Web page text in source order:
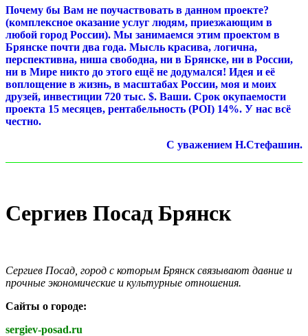
Почему бы Вам не поучаствовать в данном проекте?
(комплексное оказание услуг людям, приезжающим в
любой город России). Мы занимаемся этим проектом в
Брянске почти два года. Мысль красива, логична,
перспективна, ниша свободна, ни в Брянске, ни в России,
ни в Мире никто до этого ещё не додумался! Идея и её
воплощение в жизнь, в масштабах России, моя и моих
друзей, инвестиции 720 тыс. $. Ваши. Срок окупаемости
проекта 15 месяцев, рентабельность (POI) 14%. У нас всё
честно.
С уважением Н.Стефашин.
Сергиев Посад Брянск
Сергиев Посад, город с которым Брянск связывают давние и
прочные экономические и культурные отношения.
Сайты о городе:
sergiev-posad.ru